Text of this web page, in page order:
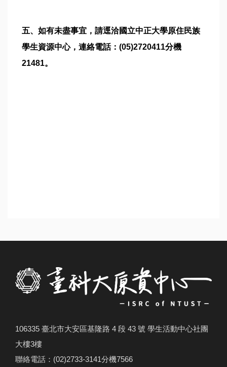
五、如有未盡事宜，請逕洽國立中正大學原住民族
學生資源中心，連絡電話：(05)2720411分機
21481。
106335 臺北市大安區基隆路 4 段 43 號 學生活動中心社團
大樓3樓
聯絡電話：(02)2733-3141分機7566